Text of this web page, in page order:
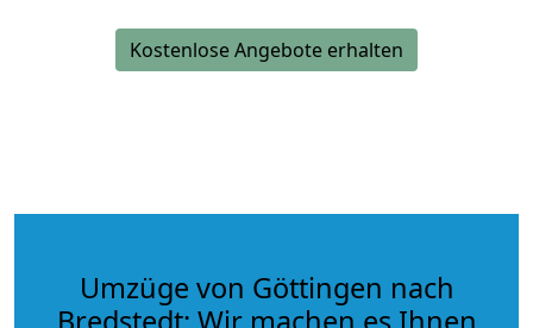
Kostenlose Angebote erhalten
Umzüge von Göttingen nach
Bredstedt: Wir machen es Ihnen